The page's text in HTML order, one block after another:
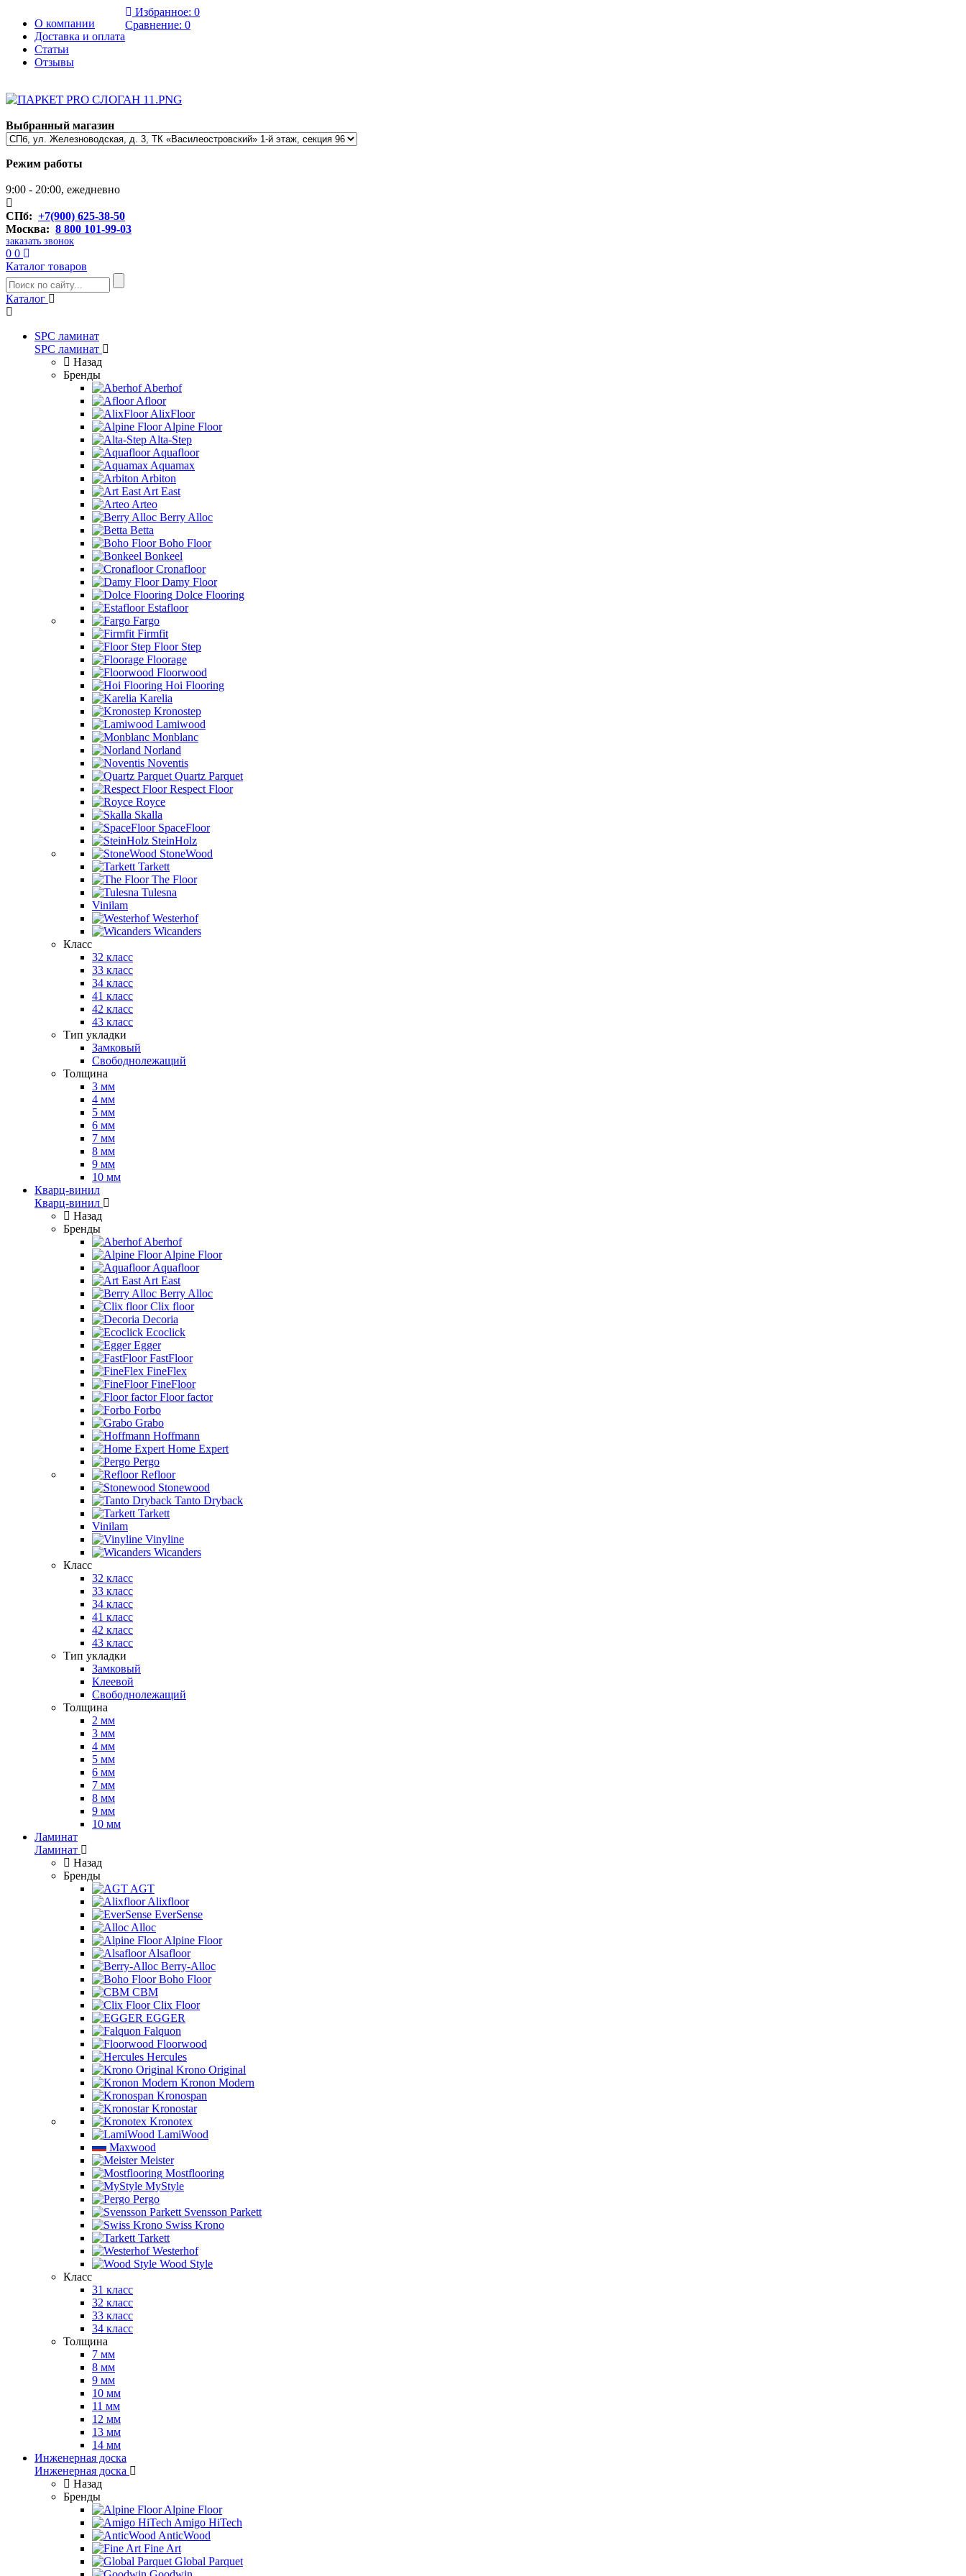
О компании
Доставка и оплата
Статьи
Отзывы
Избранное: 0
Сравнение: 0
Выбранный магазин
Режим работы
9:00 - 20:00, ежедневно
СПб: +7(900) 625-38-50
Москва: 8 800 101-99-03
заказать звонок
0 0
Каталог товаров
Каталог
SPC ламинат
SPC ламинат
Назад
Бренды
Aberhof
Afloor
AlixFloor
Alpine Floor
Alta-Step
Aquafloor
Aquamax
Arbiton
Art East
Arteo
Berry Alloc
Betta
Boho Floor
Bonkeel
Cronafloor
Damy Floor
Dolce Flooring
Estafloor
Fargo
Firmfit
Floor Step
Floorage
Floorwood
Hoi Flooring
Karelia
Kronostep
Lamiwood
Monblanc
Norland
Noventis
Quartz Parquet
Respect Floor
Royce
Skalla
SpaceFloor
SteinHolz
StoneWood
Tarkett
The Floor
Tulesna
Vinilam
Westerhof
Wicanders
Класс
32 класс
33 класс
34 класс
41 класс
42 класс
43 класс
Тип укладки
Замковый
Свободнолежащий
Толщина
3 мм
4 мм
5 мм
6 мм
7 мм
8 мм
9 мм
10 мм
Кварц-винил
Кварц-винил
Назад
Бренды
Aberhof
Alpine Floor
Aquafloor
Art East
Berry Alloc
Clix floor
Decoria
Ecoclick
Egger
FastFloor
FineFlex
FineFloor
Floor factor
Forbo
Grabo
Hoffmann
Home Expert
Pergo
Refloor
Stonewood
Tanto Dryback
Tarkett
Vinilam
Vinyline
Wicanders
Класс
32 класс
33 класс
34 класс
41 класс
42 класс
43 класс
Тип укладки
Замковый
Клеевой
Свободнолежащий
Толщина
2 мм
3 мм
4 мм
5 мм
6 мм
7 мм
8 мм
9 мм
10 мм
Ламинат
Ламинат
Назад
Бренды
AGT
Alixfloor
EverSense
Alloc
Alpine Floor
Alsafloor
Berry-Alloc
Boho Floor
CBM
Clix Floor
EGGER
Falquon
Floorwood
Hercules
Krono Original
Kronon Modern
Kronospan
Kronostar
Kronotex
LamiWood
Maxwood
Meister
Mostflooring
MyStyle
Pergo
Svensson Parkett
Swiss Krono
Tarkett
Westerhof
Wood Style
Класс
31 класс
32 класс
33 класс
34 класс
Толщина
7 мм
8 мм
9 мм
10 мм
11 мм
12 мм
13 мм
14 мм
Инженерная доска
Инженерная доска
Назад
Бренды
Alpine Floor
Amigo HiTech
AnticWood
Fine Art
Global Parquet